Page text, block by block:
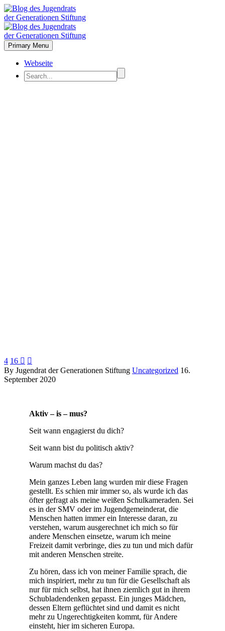
Primary Menu
Webseite
4 16  
By Jugendrat der Generationen Stiftung Uncategorized 16.
September 2020
Aktiv – is – mus?
Seit wann engagierst du dich?
Seit wann bist du politisch aktiv?
Warum machst du das?
Mein ganzes Leben lang wurden mir diese Fragen
gestellt. Es schien mir immer so, als wurde ich das
öfter gefragt als meine weißen Schulkameraden. Sei
es in der SMV oder im Jugendgemeinderat, die
Menschen hatten immer ein Interesse daran, zu
verstehen, warum ausgerechnet ich mich so für
andere Menschen einsetze, warum ich meine
Freizeit damit verbringe, dies zu tun und mich dafür
mit anderen Menschen streite.
Zu hören, dass ich von meiner Familie sprach, die
mich inspiriert, mehr zu tun für die Gesellschaft als
nur für mich selbst, hat ihnen ziemlich gut in ihrem
Schubladendenken gepasst. Ein junges Mädchen,
dessen Eltern geflüchtet sind und damit es nicht
mehr zu Ungerechtigkeiten kommt, für Andere
einsteht, hier im sicheren Europa.